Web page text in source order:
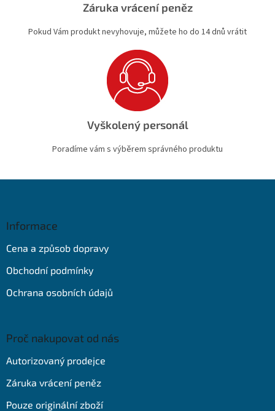
Záruka vrácení peněz
Pokud Vám produkt nevyhovuje, můžete ho do 14 dnů vrátit
Vyškolený personál
Poradíme vám s výběrem správného produktu
Informace
Cena a způsob dopravy
Obchodní podmínky
Ochrana osobních údajů
Proč nakupovat od nás
Autorizovaný prodejce
Záruka vrácení peněz
Pouze originální zboží